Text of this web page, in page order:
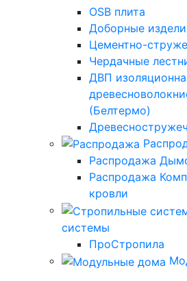
OSB плита
Доборные
Цементно-
Чердачные
ДВП
(Белтермо)
Распродажа
Распродажа
кровли
системы
ПроСтропила